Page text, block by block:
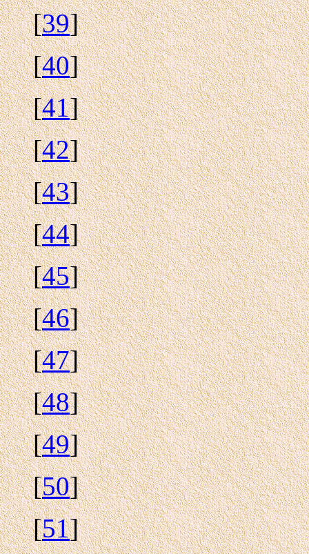
[39]
[40]
[41]
[42]
[43]
[44]
[45]
[46]
[47]
[48]
[49]
[50]
[51]